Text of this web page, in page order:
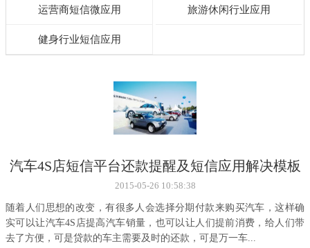
运营商短信微应用 旅游休闲行业应用
健身行业短信应用
汽车4S店短信平台还款提醒及短信应用解决模板
2015-05-26 10:58:38
随着人们思想的改变，有很多人会选择分期付款来购买汽车，这样确
实可以让汽车4S店提高汽车销量，也可以让人们提前消费，给人们带
去了方便，可是贷款的车主需要及时的还款，可是万一车...